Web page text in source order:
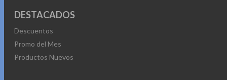
DESTACADOS
Descuentos
Promo del Mes
Productos Nuevos